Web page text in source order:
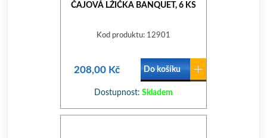
ČAJOVÁ LŽIČKA BANQUET, 6 KS
Kod produktu: 12901
208,00 Kč Do košíku
Dostupnost: Skladem